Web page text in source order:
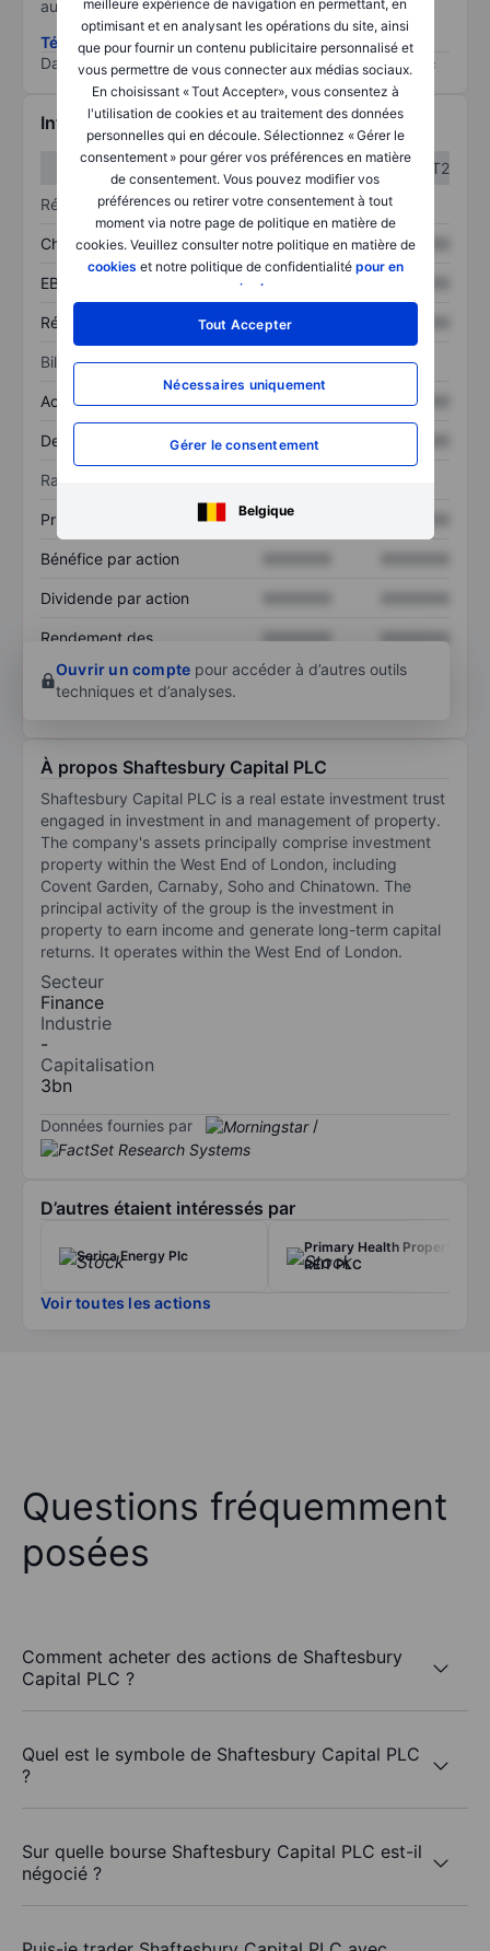
meilleure expérience de navigation en permettant, en
optimisant et en analysant les opérations du site, ainsi
que pour fournir un contenu publicitaire personnalisé et
vous permettre de vous connecter aux médias sociaux.
En choisissant « Tout Accepter», vous consentez à
l'utilisation de cookies et au traitement des données
personnelles qui en découle. Sélectionnez « Gérer le
consentement » pour gérer vos préférences en matière
de consentement. Vous pouvez modifier vos
préférences ou retirer votre consentement à tout
moment via notre page de politique en matière de
cookies. Veuillez consulter notre politique en matière de
cookies et notre politique de confidentialité pour en
savoir plus
Tout Accepter
Nécessaires uniquement
Gérer le consentement
Belgique
au risque le plus élevé).
Télécharger la méthodologie ESG (en anglais)
Data provided by
/
Informations financières
T1
T2
Résultats
Chiffre d’affaires XXXXXXX XXXXXXX
EBITDA XXXXXXX
Résultat net XXXXXXX
Bilan
Actif total XXXXXXX XXXXXXX
Dette totale XXXXXXX
Ratios
Prix / ventes XXXXXXX
Bénéfice par action
Dividende par action
Rendement des
XXXXXXX
XXXXXXX
Ouvrir un compte pour accéder à d’autres outils
techniques et d’analyses.
À propos Shaftesbury Capital PLC
Shaftesbury Capital PLC is a real estate investment trust
engaged in investment in and management of property.
The company's assets principally comprise investment
property within the West End of London, including
Covent Garden, Carnaby, Soho and Chinatown. The
principal activity of the group is the investment in
property to earn income and generate long-term capital
returns. It operates within the West End of London.
Secteur
Finance
Industrie
-
Capitalisation
3bn
Données fournies par /
D’autres étaient intéressés par
Serica Energy Plc
Primary Health Properties
REIT PLC
Voir toutes les actions
Questions fréquemment
posées
Comment acheter des actions de Shaftesbury
Capital PLC ?
Quel est le symbole de Shaftesbury Capital PLC
?
Sur quelle bourse Shaftesbury Capital PLC est-il
négocié ?